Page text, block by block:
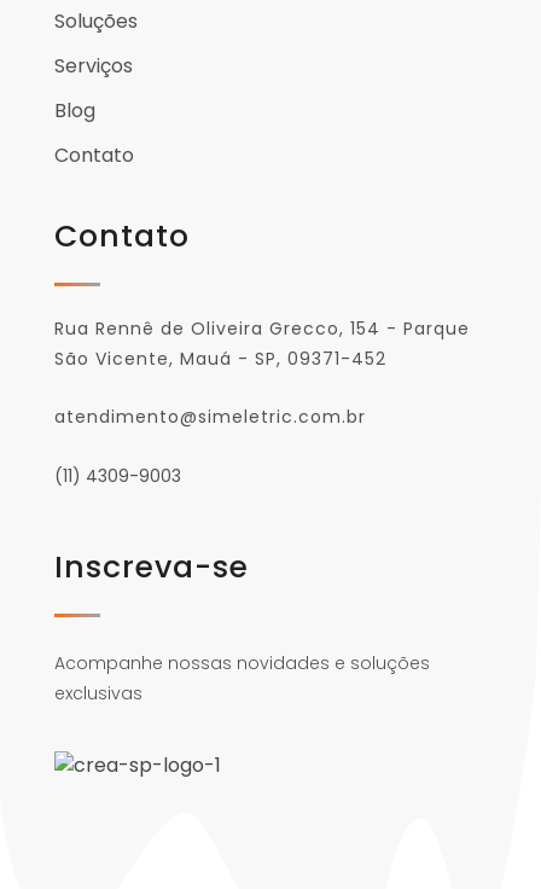
Soluções
Serviços
Blog
Contato
Contato
Rua Rennê de Oliveira Grecco, 154 - Parque
São Vicente, Mauá - SP, 09371-452
atendimento@simeletric.com.br
(11) 4309-9003
Inscreva-se
Acompanhe nossas novidades e soluções
exclusivas